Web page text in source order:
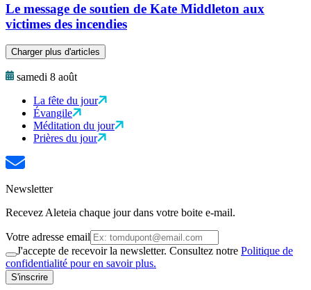
Le message de soutien de Kate Middleton aux
victimes des incendies
Charger plus d'articles
samedi 8 août
La fête du jour
Évangile
Méditation du jour
Prières du jour
Newsletter
Recevez Aleteia chaque jour dans votre boite e-mail.
Votre adresse email
J'accepte de recevoir la newsletter. Consultez notre Politique de
confidentialité pour en savoir plus.
S'inscrire